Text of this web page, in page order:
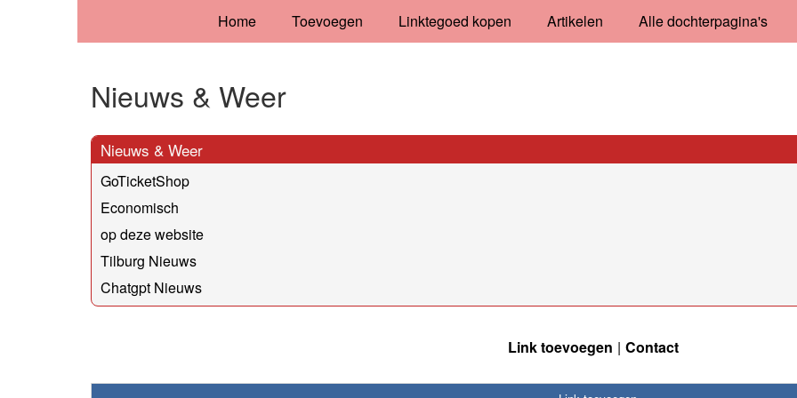
Home Toevoegen Linktegoed kopen Artikelen Alle dochterpagina's
Nieuws & Weer
Nieuws & Weer
GoTicketShop
Economisch
op deze website
Tilburg Nieuws
Chatgpt Nieuws
Link toevoegen Contact